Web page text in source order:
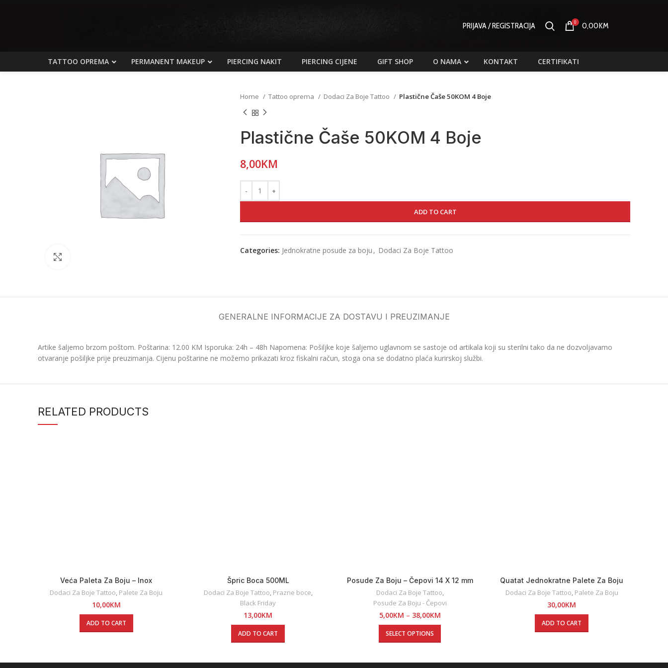
PRIJAVA / REGISTRACIJA 0 0,00KM
TATTOO OPREMA PERMANENT MAKEUP PIERCING NAKIT PIERCING CIJENE GIFT SHOP O NAMA KONTAKT CERTIFIKATI
Home Tattoo oprema Dodaci Za Boje Tattoo Plastične Čaše 50KOM 4 Boje
Plastične Čaše 50KOM 4 Boje
8,00KM
ADD TO CART
Categories: Jednokratne posude za boju , Dodaci Za Boje Tattoo
GENERALNE INFORMACIJE ZA DOSTAVU I PREUZIMANJE
Artike šaljemo brzom poštom. Poštarina: 12.00 KM Isporuka: 24h – 48h Napomena: Pošiljke koje šaljemo uglavnom se sastoje od artikala koji su sterilni tako da ne dozvoljavamo
otvaranje pošiljke prije preuzimanja. Cijenu poštarine ne možemo prikazati kroz fiskalni račun, stoga ona se dodatno plaća kurirskoj službi.
RELATED PRODUCTS
Veća Paleta Za Boju – Inox
Dodaci Za Boje Tattoo, Palete Za Boju
10,00KM
ADD TO CART
Špric Boca 500ML
Dodaci Za Boje Tattoo, Prazne boce,
Black Friday
13,00KM
ADD TO CART
Posude Za Boju – Čepovi 14 X 12 mm
Dodaci Za Boje Tattoo,
Posude Za Boju - Čepovi
5,00KM – 38,00KM
SELECT OPTIONS
Quatat Jednokratne Palete Za Boju
40KOM
Dodaci Za Boje Tattoo, Palete Za Boju
30,00KM
ADD TO CART